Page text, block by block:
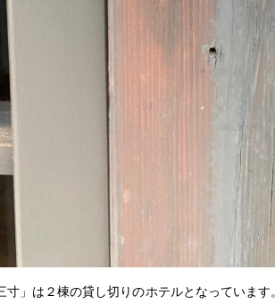
寸」は２棟の貸し切りのホテルとなっていま